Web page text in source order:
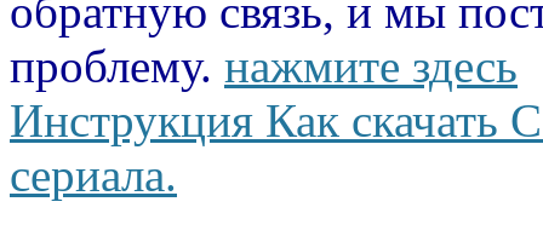
обратную связь, и мы
проблему. нажмите здесь
Инструкция Как скачать
сериала.